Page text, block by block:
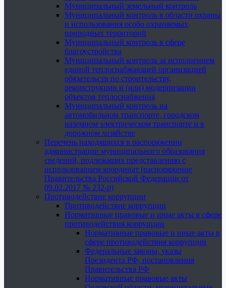
Муниципальный земельный контроль
Муниципальный контроль в области охраны
и использования особо охраняемых
природных территорий
Муниципальный контроль в сфере
благоустройства
Муниципальный контроль за исполнением
единой теплоснабжающей организацией
обязательств по строительству,
реконструкции и (или) модернизации
объектов теплоснабжения
Муниципальный контроль на
автомобильном транспорте, городском
наземном электрическом транспорте и в
дорожном хозяйстве
Перечень находящихся в распоряжении
администрации муниципального образования
сведений, подлежащих представлению с
использованием координат (распоряжение
Правительства Российской Федерации от
09.02.2017 № 232-р)
Противодействие коррупции
Противодействие коррупции
Нормативные правовые и иные акты в сфере
противодействия коррупции
Нормативные правовые и иные акты в
сфере противодействия коррупции
Федеральные законы, указы
Президента РФ, постановления
Правительства РФ
Нормативные правовые акты